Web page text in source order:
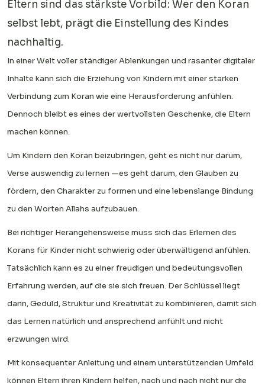
Eltern sind das stärkste Vorbild: Wer den Koran
selbst lebt, prägt die Einstellung des Kindes
nachhaltig.
In einer Welt voller ständiger Ablenkungen und rasanter digitaler
Inhalte kann sich die Erziehung von Kindern mit einer starken
Verbindung zum Koran wie eine Herausforderung anfühlen.
Dennoch bleibt es eines der wertvollsten Geschenke, die Eltern
machen können.
Um Kindern den Koran beizubringen, geht es nicht nur darum,
Verse auswendig zu lernen —es geht darum, den Glauben zu
fördern, den Charakter zu formen und eine lebenslange Bindung
zu den Worten Allahs aufzubauen.
Bei richtiger Herangehensweise muss sich das Erlernen des
Korans für Kinder nicht schwierig oder überwältigend anfühlen.
Tatsächlich kann es zu einer freudigen und bedeutungsvollen
Erfahrung werden, auf die sie sich freuen. Der Schlüssel liegt
darin, Geduld, Struktur und Kreativität zu kombinieren, damit sich
das Lernen natürlich und ansprechend anfühlt und nicht
erzwungen wird.
Mit konsequenter Anleitung und einem unterstützenden Umfeld
können Eltern ihren Kindern helfen, nach und nach nicht nur die